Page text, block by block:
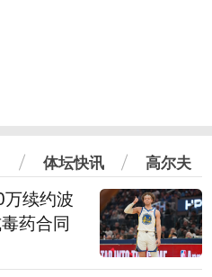
体坛快讯 高尔夫
续约波
药合同